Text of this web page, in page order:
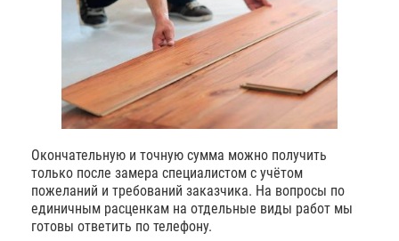
Окончательную и точную сумма можно получить
только после замера специалистом с учётом
пожеланий и требований заказчика. На вопросы по
единичным расценкам на отдельные виды работ мы
готовы ответить по телефону.